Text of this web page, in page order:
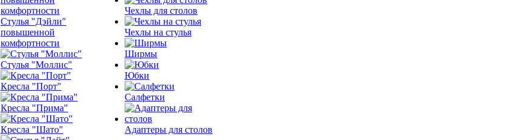
Стулья "Дэйли"
повышенной
комфортности
Стулья "Моллис"
Кресла "Порт"
Кресла "Прима"
Кресла "Шато"
Чехлы для столов
Чехлы на стулья
Ширмы
Юбки
Салфетки
Адаптеры для столов